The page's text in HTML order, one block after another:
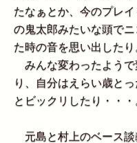
たなぁとか、今のプレ
の鬼太郎みたいな頭で
た時の音を思い出したり
みんな変わったようで
り、自分はえらい歳と
とビックリしたり・・・
元島と村上のベース談